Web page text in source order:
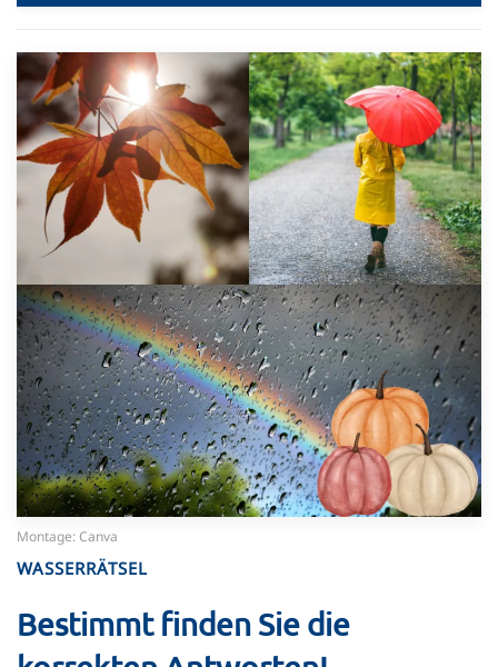
Montage: Canva
WASSERRÄTSEL
Bestimmt finden Sie die